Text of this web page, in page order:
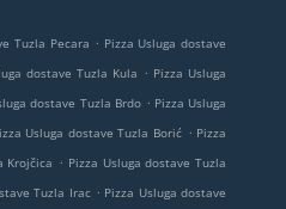
Tuzla Pecara . Pizza Usluga dostave
dostave Tuzla Kula . Pizza Usluga
dostave Tuzla Brdo . Pizza Usluga
Usluga dostave Tuzla Borić . Pizza
Krojčica . Pizza Usluga dostave Tuzla
Tuzla Irac . Pizza Usluga dostave